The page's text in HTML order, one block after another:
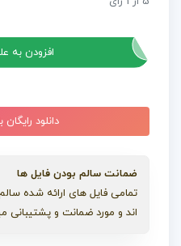
افزودن به
دانلود
ضمانت سالم بودن فایل ها
تمامی فایل های ارائه شده
اند و مورد ضمانت و پشتیبانی